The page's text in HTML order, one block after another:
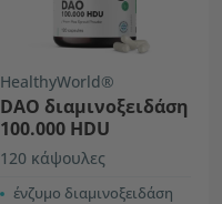
HealthyWorld®
DAO διαμινοξειδάση
100.000 HDU
120 κάψουλες
ένζυμο διαμινοξειδάση